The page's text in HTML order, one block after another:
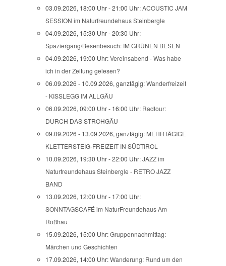
03.09.2026, 18:00 Uhr - 21:00 Uhr:ACOUSTIC JAM
SESSION im Naturfreundehaus Steinbergle
04.09.2026, 15:30 Uhr - 20:30 Uhr:
Spaziergang/Besenbesuch: IM GRÜNEN BESEN
04.09.2026, 19:00 Uhr:Vereinsabend - Was habe
ich in der Zeitung gelesen?
06.09.2026 - 10.09.2026, ganztägig:Wanderfreizeit
- KISSLEGG IM ALLGÄU
06.09.2026, 09:00 Uhr - 16:00 Uhr: Radtour:
DURCH DAS STROHGÄU
09.09.2026 - 13.09.2026, ganztägig: MEHRTÄGIGE
KLETTERSTEIG-FREIZEIT IN SÜDTIROL
10.09.2026, 19:30 Uhr - 22:00 Uhr:JAZZ im
Naturfreundehaus Steinbergle - RETRO JAZZ
BAND
13.09.2026, 12:00 Uhr - 17:00 Uhr:
SONNTAGSCAFÉ im NaturFreundehaus Am
Roßhau
15.09.2026, 15:00 Uhr:Gruppennachmittag:
Märchen und Geschichten
17.09.2026, 14:00 Uhr:Wanderung: Rund um den